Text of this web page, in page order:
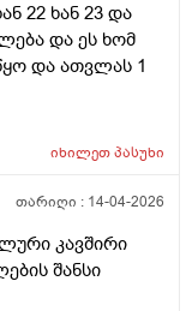
22 ხან 23 და
და ეს ხომ
და ათვლას 1
იხილეთპასუხი
თარიღი : 14-04-2026
კავშირი
შანსი